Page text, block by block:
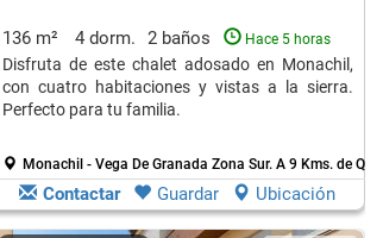
136 m² 4 dorm. 2 baños Hace 5 horas
Disfruta de este chalet adosado en Monachil,
con cuatro habitaciones y vistas a la sierra.
Perfecto para tu familia.
Monachil - Vega De Granada Zona Sur. A 9 Kms. de
Contactar Guardar Ubicación